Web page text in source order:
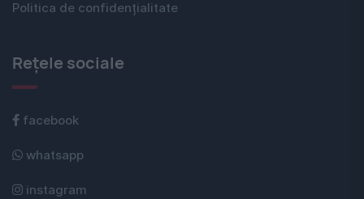
Politica de confidențialitate
Rețele sociale
facebook
whatsapp
instagram